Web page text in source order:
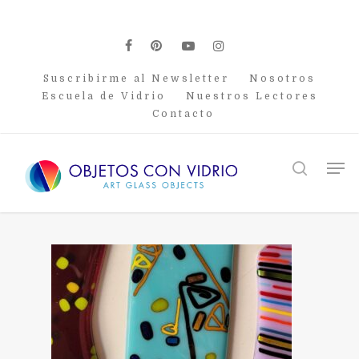
facebook
pinterest
youtubeinstagram
Suscribirme al Newsletter
Nosotros
Escuela de Vidrio
Nuestros Lectores
Contacto
search